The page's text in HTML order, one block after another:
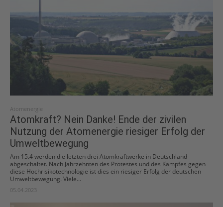
Atomenergie
Atomkraft? Nein Danke! Ende der zivilen
Nutzung der Atomenergie riesiger Erfolg der
Umweltbewegung
Am 15.4 werden die letzten drei Atomkraftwerke in Deutschland
abgeschaltet. Nach Jahrzehnten des Protestes und des Kampfes gegen
diese Hochrisikotechnologie ist dies ein riesiger Erfolg der deutschen
Umweltbewegung. Viele...
05.04.2023